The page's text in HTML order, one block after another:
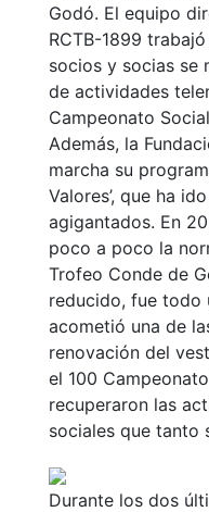
Godó. El equipo
RCTB-1899
socios y socias se
de actividades
Campeonato
Además, la
marcha su
Valores’, que ha
agigantados. En
poco a poco la
Trofeo Conde de
reducido, fue todo
acometió una de
renovación del
el 100
recuperaron las
sociales que tanto
Durante los dos